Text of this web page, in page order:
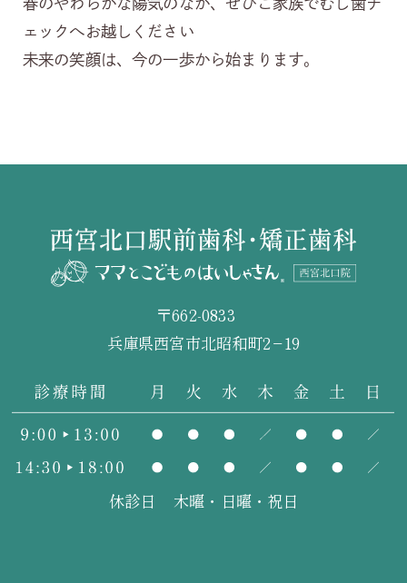
春のやわらかな陽気のなか、ぜひご家族でむし歯チ
ェックへお越しください
未来の笑顔は、今の一歩から始まります。
〒662-0833
兵庫県西宮市北昭和町2−19
休診日 木曜・日曜・祝日